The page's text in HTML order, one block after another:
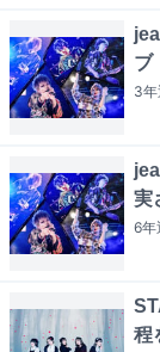
ブ
3年
実
6年
程